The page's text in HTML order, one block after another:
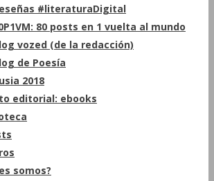
#literaturaDigital
80 posts en 1 vuelta al mundo
vozed (de la redacción)
de Poesía
2018
editorial: ebooks
somos?